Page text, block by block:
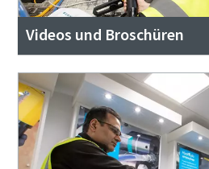
Videos und Broschüren